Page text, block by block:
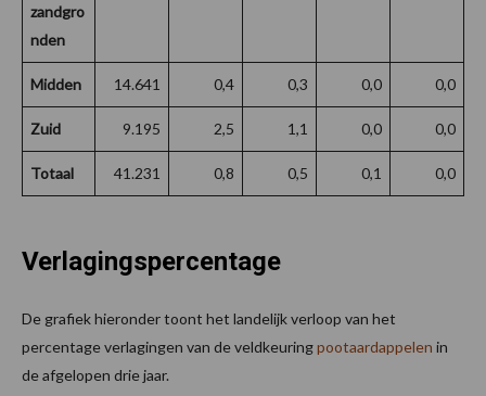
zandgro
nden
Midden 14.641 0,4 0,3 0,0 0,0
Zuid 9.195 2,5 1,1 0,0 0,0
Totaal 41.231 0,8 0,5 0,1 0,0
Verlagingspercentage
De grafiek hieronder toont het landelijk verloop van het
percentage verlagingen van de veldkeuringpootaardappelen in
de afgelopen drie jaar.